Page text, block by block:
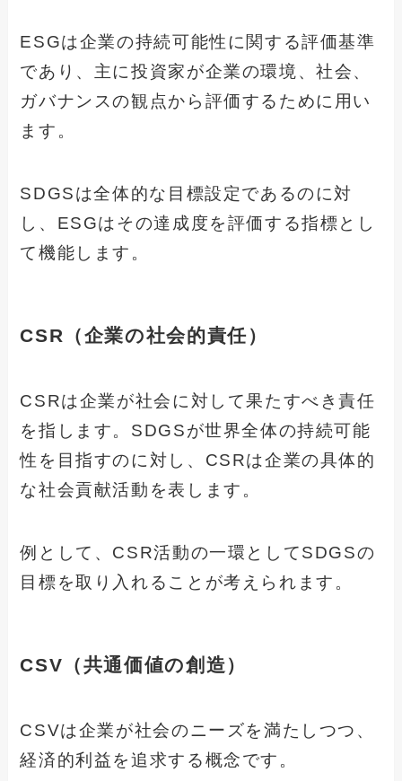
ESGは企業の持続可能性に関する評価基準
であり、主に投資家が企業の環境、社会、
ガバナンスの観点から評価するために用い
ます。
SDGSは全体的な目標設定であるのに対
し、ESGはその達成度を評価する指標とし
て機能します。
CSR（企業の社会的責任）
CSRは企業が社会に対して果たすべき責任
を指します。SDGSが世界全体の持続可能
性を目指すのに対し、CSRは企業の具体的
な社会貢献活動を表します。
例として、CSR活動の一環としてSDGSの
目標を取り入れることが考えられます。
CSV（共通価値の創造）
CSVは企業が社会のニーズを満たしつつ、
経済的利益を追求する概念です。